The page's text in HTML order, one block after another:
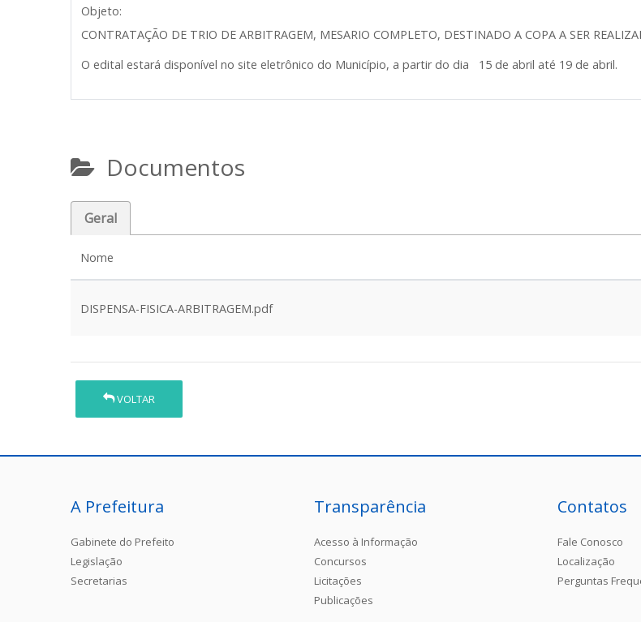
Objeto:
CONTRATAÇÃO DE TRIO DE ARBITRAGEM, MESARIO COMPLETO, DESTINADO A COPA A SER
O edital estará disponível no site eletrônico do Município, a partir do dia 15 de abril até 19 de abril.
Documentos
Geral
Nome
DISPENSA-FISICA-ARBITRAGEM.pdf
VOLTAR
A Prefeitura
Gabinete do Prefeito
Legislação
Secretarias
Transparência
Acesso à Informação
Concursos
Licitações
Publicações
Contatos
Fale Conosco
Localização
Perguntas